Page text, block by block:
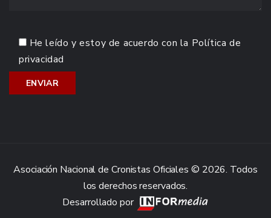
He leído y estoy de acuerdo con la Política de
privacidad
Asociación Nacional de Cronistas Oficiales © 2026. Todos
los derechos reservados.
Desarrollado por